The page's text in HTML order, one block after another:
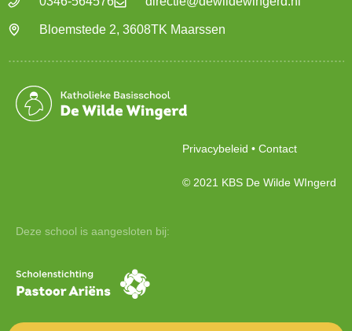
Bloemstede 2, 3608TK Maarssen
Privacybeleid • Contact
© 2021 KBS De Wilde WIngerd
Deze school is aangesloten bij: